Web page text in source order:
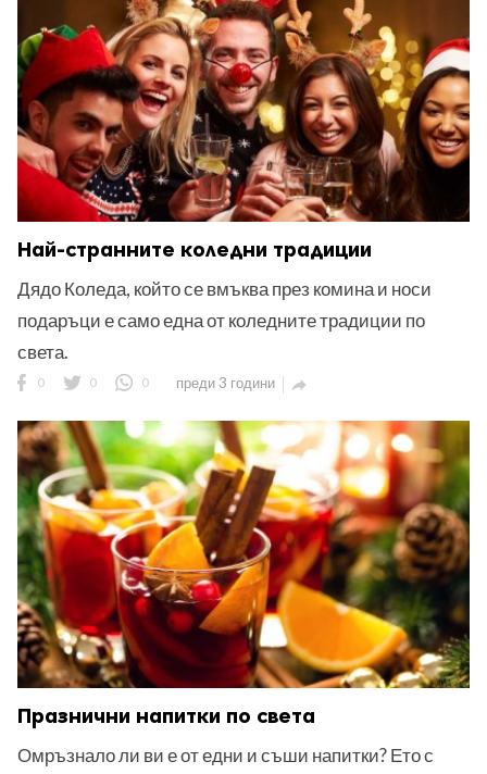
Най-странните коледни традиции
Дядо Коледа, който се вмъква през комина и носи
подаръци е само една от коледните традиции по
света.
0 0 0 преди 3 години 
Празнични напитки по света
Омръзнало ли ви е от едни и съши напитки? Ето с